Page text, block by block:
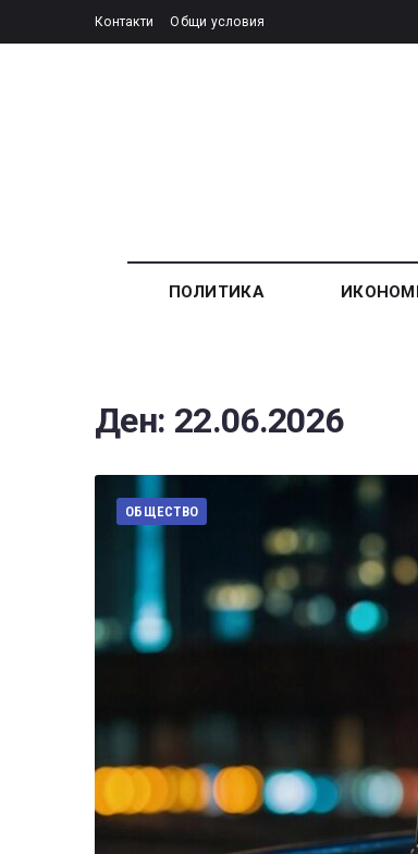
Контакти Общи условия
ПОЛИТИКА
Ден: 22.06.2026
ОБЩЕСТВО